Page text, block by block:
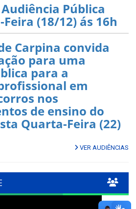
Pública
(18/12) ás 16h
Carpina convida
para uma
para a
em
nos
de ensino do
Quarta-Feira (22)
VER AUDIÊNCIAS